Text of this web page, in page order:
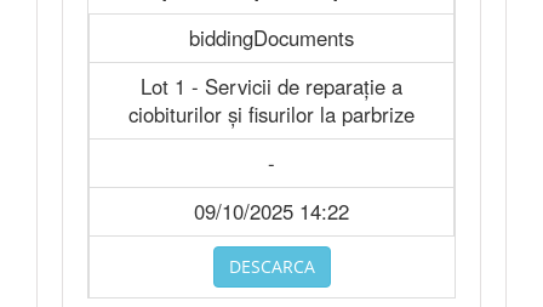
biddingDocuments
Lot 1 - Servicii de reparație a
ciobiturilor și fisurilor la parbrize
-
09/10/2025 14:22
DESCARCA